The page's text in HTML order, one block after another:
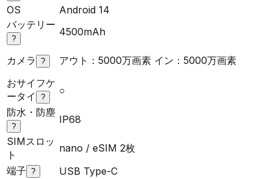
OS
Android 14
バッテリー
?
4500mAh
カメラ ?
アウト：5000万画素 イン：5000万画素
おサイフケ
ータイ
?
○
防水・防塵
?
IP68
SIMスロッ
ト
nano / eSIM 2枚
端子 ?
USB Type-C